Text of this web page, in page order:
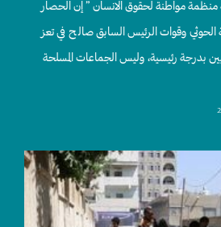
منظمة مواطنة لحقوق الانسان ” إن الحصار
وقوات الرئيس السابق صالح في تعز
بدرجة رئيسية، وليس الجماعات المسلحة